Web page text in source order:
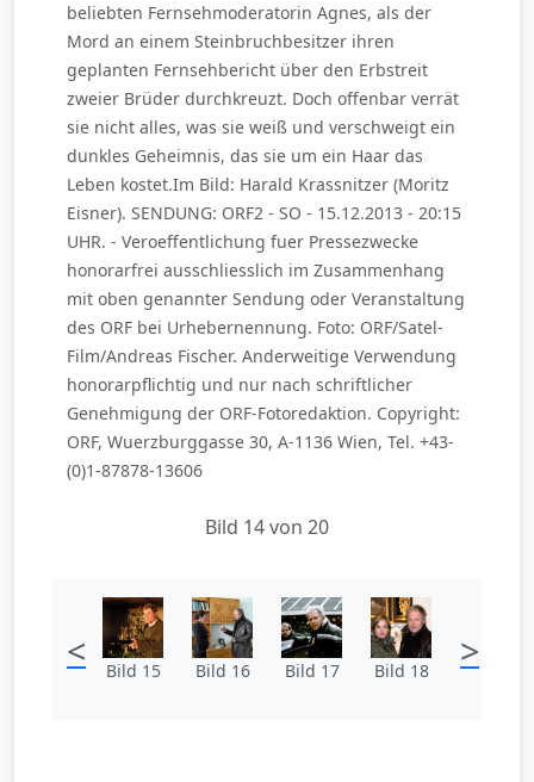
beliebten Fernsehmoderatorin Agnes, als der
Mord an einem Steinbruchbesitzer ihren
geplanten Fernsehbericht über den Erbstreit
zweier Brüder durchkreuzt. Doch offenbar verrät
sie nicht alles, was sie weiß und verschweigt ein
dunkles Geheimnis, das sie um ein Haar das
Leben kostet.Im Bild: Harald Krassnitzer (Moritz
Eisner). SENDUNG: ORF2 - SO - 15.12.2013 - 20:15
UHR. - Veroeffentlichung fuer Pressezwecke
honorarfrei ausschliesslich im Zusammenhang
mit oben genannter Sendung oder Veranstaltung
des ORF bei Urhebernennung. Foto: ORF/Satel-
Film/Andreas Fischer. Anderweitige Verwendung
honorarpflichtig und nur nach schriftlicher
Genehmigung der ORF-Fotoredaktion. Copyright:
ORF, Wuerzburggasse 30, A-1136 Wien, Tel. +43-
(0)1-87878-13606
Bild 14 von 20
< Bild 15 Bild 16 Bild 17 Bild 18 >